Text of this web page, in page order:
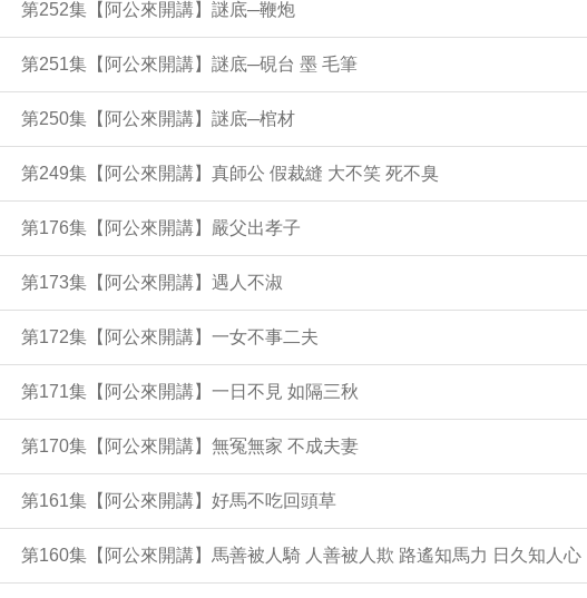
第252集【阿公來開講】謎底─鞭炮
第251集【阿公來開講】謎底─硯台 墨 毛筆
第250集【阿公來開講】謎底─棺材
第249集【阿公來開講】真師公 假裁縫 大不笑 死不臭
第176集【阿公來開講】嚴父出孝子
第173集【阿公來開講】遇人不淑
第172集【阿公來開講】一女不事二夫
第171集【阿公來開講】一日不見 如隔三秋
第170集【阿公來開講】無冤無家 不成夫妻
第161集【阿公來開講】好馬不吃回頭草
第160集【阿公來開講】馬善被人騎 人善被人欺 路遙知馬力 日久知人心